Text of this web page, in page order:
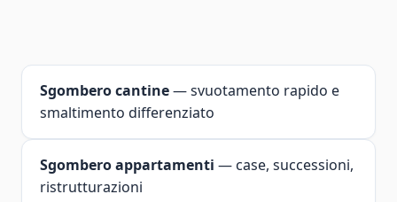
Sgombero cantine— svuotamento rapido e
smaltimento differenziato
Sgombero appartamenti — case, successioni,
ristrutturazioni